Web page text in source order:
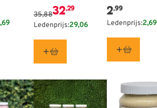
multipack
35,8832,29
Ledenprijs:29,06
2,99
Ledenprijs:2,69